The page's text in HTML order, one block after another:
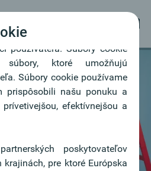
súbory cookie, ktoré
používateľa. Súbory cookie
ktoré umožňujú
Súbory cookie používame
prispôsobili našu ponuku a
efektívnejšou a
poskytovateľov
pre ktoré Európska